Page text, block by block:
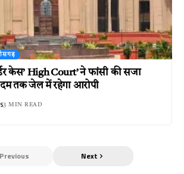
केस’ High Court’ ने फांसी की सजा
तक जेल में रहेगा आरोपी
3 MIN READ
Previous Next